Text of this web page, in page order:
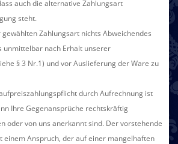
auch die alternative Zahlungsart
steht.
Zahlungsart nichts Abweichendes
unmittelbar nach Erhalt unserer
§ 3 Nr.1) und vor Auslieferung der Ware zu
durch Aufrechnung ist
Ihre Gegenansprüche rechtskräftig
oder von uns anerkannt sind. Der vorstehende
einem Anspruch, der auf einer mangelhaften